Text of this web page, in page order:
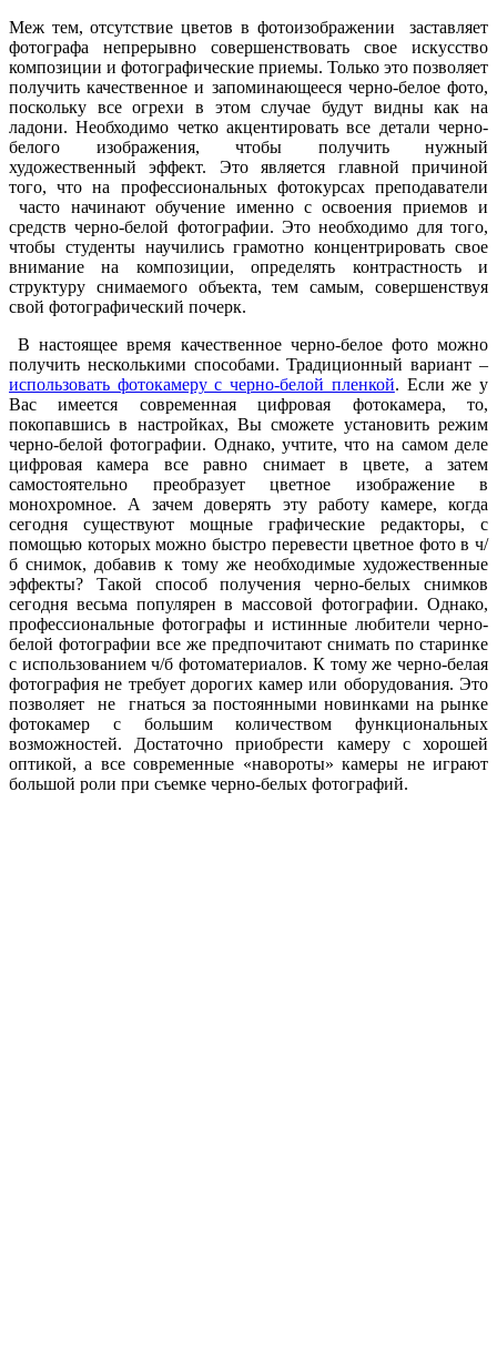
Меж тем, отсутствие цветов в фотоизображении заставляет
фотографа непрерывно совершенствовать свое искусство
композиции и фотографические приемы. Только это позволяет
получить качественное и запоминающееся черно-белое фото,
поскольку все огрехи в этом случае будут видны как на
ладони. Необходимо четко акцентировать все детали черно-
белого изображения, чтобы получить нужный
художественный эффект. Это является главной причиной
того, что на профессиональных фотокурсах преподаватели
часто начинают обучение именно с освоения приемов и
средств черно-белой фотографии. Это необходимо для того,
чтобы студенты научились грамотно концентрировать свое
внимание на композиции, определять контрастность и
структуру снимаемого объекта, тем самым, совершенствуя
свой фотографический почерк.
В настоящее время качественное черно-белое фото можно
получить несколькими способами. Традиционный вариант –
использовать фотокамеру с черно-белой пленкой. Если же у
Вас имеется современная цифровая фотокамера, то,
покопавшись в настройках, Вы сможете установить режим
черно-белой фотографии. Однако, учтите, что на самом деле
цифровая камера все равно снимает в цвете, а затем
самостоятельно преобразует цветное изображение в
монохромное. А зачем доверять эту работу камере, когда
сегодня существуют мощные графические редакторы, с
помощью которых можно быстро перевести цветное фото в ч/
б снимок, добавив к тому же необходимые художественные
эффекты? Такой способ получения черно-белых снимков
сегодня весьма популярен в массовой фотографии. Однако,
профессиональные фотографы и истинные любители черно-
белой фотографии все же предпочитают снимать по старинке
с использованием ч/б фотоматериалов. К тому же черно-белая
фотография не требует дорогих камер или оборудования. Это
позволяет не гнаться за постоянными новинками на рынке
фотокамер с большим количеством функциональных
возможностей. Достаточно приобрести камеру с хорошей
оптикой, а все современные «навороты» камеры не играют
большой роли при съемке черно-белых фотографий.